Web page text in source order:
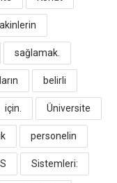
sağlamak.
belirli
için. ​Üniversite
personelin
Sistemleri: